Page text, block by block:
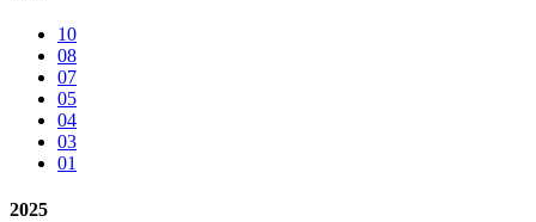
10
08
07
05
04
03
01
2025